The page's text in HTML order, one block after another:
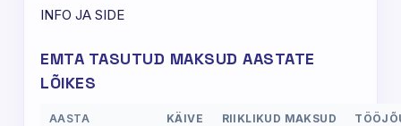
INFO JA SIDE
EMTA TASUTUD MAKSUD AASTATE
LÕIKES
AASTA KÄIVE RIIKLIKUD MAKSUD